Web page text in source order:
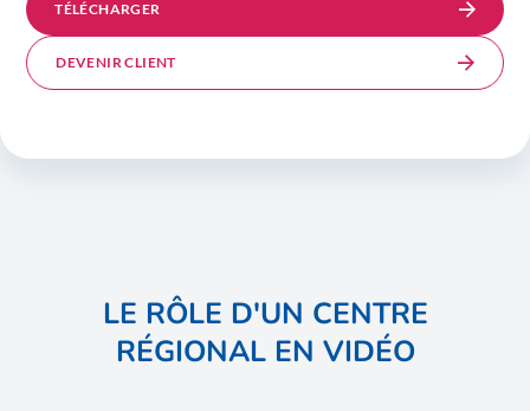
TÉLÉCHARGER
DEVENIR CLIENT
LE RÔLE D'UN CENTRE
RÉGIONAL EN VIDÉO